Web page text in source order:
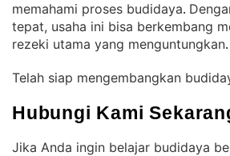
memahami proses budidaya.
tepat, usaha ini bisa berkembang
rezeki utama yang menguntungkan.
Telah siap mengembangkan
Hubungi Kami
Jika Anda ingin belajar budidaya